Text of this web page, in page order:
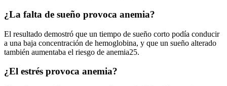
¿La falta de sueño provoca anemia?
El resultado demostró que un tiempo de sueño corto podía conducir
a una baja concentración de hemoglobina, y que un sueño alterado
también aumentaba el riesgo de anemia25.
¿El estrés provoca anemia?